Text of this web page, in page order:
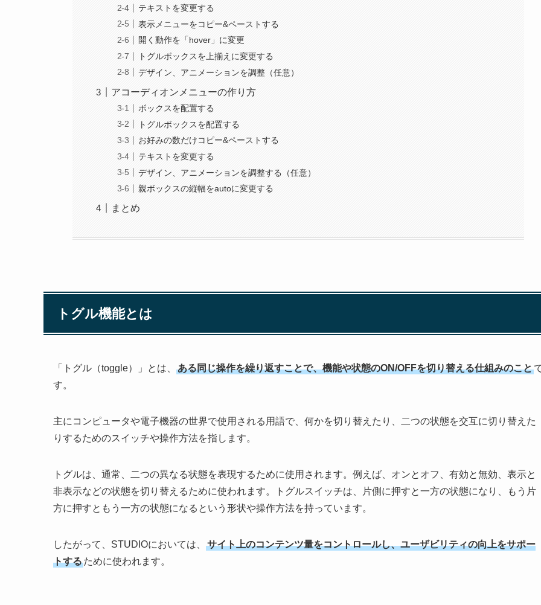
テキストを変更する
表示メニューをコピー&ペーストする
開く動作を「hover」に変更
トグルボックスを上揃えに変更する
デザイン、アニメーションを調整（任意）
アコーディオンメニューの作り方
ボックスを配置する
トグルボックスを配置する
お好みの数だけコピー&ペーストする
テキストを変更する
デザイン、アニメーションを調整する（任意）
親ボックスの縦幅をautoに変更する
まとめ
トグル機能とは
「トグル（toggle）」とは、 ある同じ操作を繰り返すことで、機能や状態のON/OFFを切り替える仕組みのこと
す。
主にコンピュータや電子機器の世界で使用される用語で、何かを切り替えたり、二つの状態を交互に切り替えた
りするためのスイッチや操作方法を指します。
トグルは、通常、二つの異なる状態を表現するために使用されます。例えば、オンとオフ、有効と無効、表示と
非表示などの状態を切り替えるために使われます。トグルスイッチは、片側に押すと一方の状態になり、もう片
方に押すともう一方の状態になるという形状や操作方法を持っています。
したがって、STUDIOにおいては、
サイト上のコンテンツ量をコントロールし、ユーザビリティの向上をサポー
トするために使われます。